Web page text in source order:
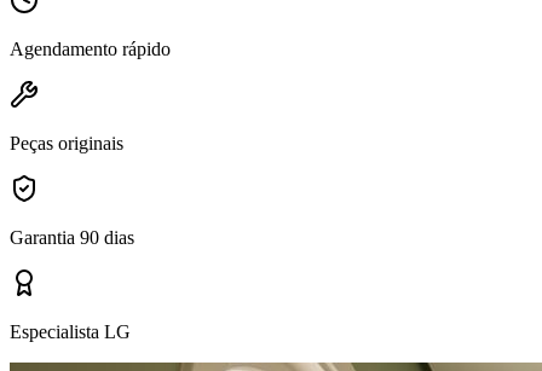
Agendamento rápido
Peças originais
Garantia 90 dias
Especialista LG